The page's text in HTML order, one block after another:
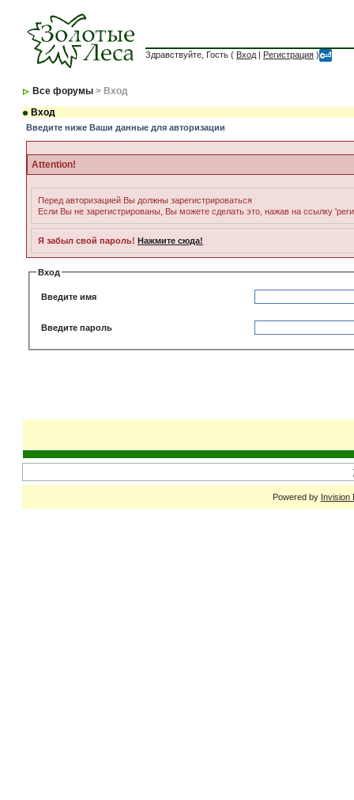
Здравствуйте, Гость ( Вход | Регистрация )
Все форумы > Вход
Вход
Введите ниже Ваши данные для авторизации
Attention!
Перед авторизацией Вы должны зарегистрироваться
Если Вы не зарегистрированы, Вы можете сделать это, нажав на ссылку
Я забыл свой пароль! Нажмите сюда!
Вход
Введите имя
Введите пароль
Powered by Invision